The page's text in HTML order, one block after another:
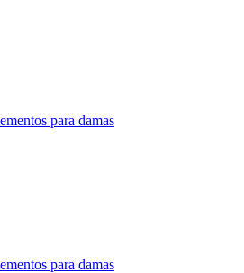
para damas
para damas